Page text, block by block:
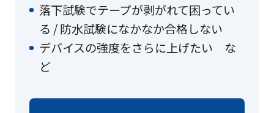
落下試験でテープが剥がれて困ってい
る / 防水試験になかなか合格しない
デバイスの強度をさらに上げたい な
ど